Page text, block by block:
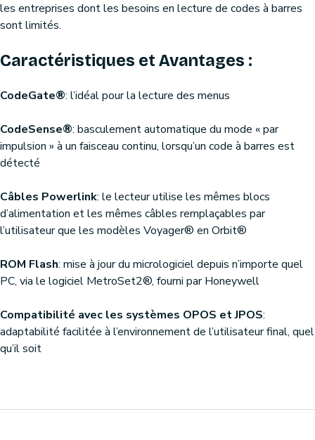
les entreprises dont les besoins en lecture de codes à barres
sont limités.
Caractéristiques et Avantages :
CodeGate®: l’idéal pour la lecture des menus
CodeSense®: basculement automatique du mode « par
impulsion » à un faisceau continu, lorsqu’un code à barres est
détecté
Câbles Powerlink: le lecteur utilise les mêmes blocs
d’alimentation et les mêmes câbles remplaçables par
l’utilisateur que les modèles Voyager® en Orbit®
ROM Flash: mise à jour du micrologiciel depuis n’importe quel
PC, via le logiciel MetroSet2®, fourni par Honeywell
Compatibilité avec les systèmes OPOS et JPOS:
adaptabilité facilitée à l’environnement de l’utilisateur final, quel
qu’il soit